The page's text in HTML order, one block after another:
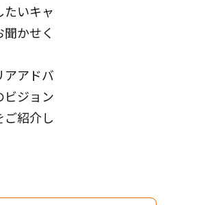
いキャ
かせく
アアドバ
ビジョン
ご紹介し